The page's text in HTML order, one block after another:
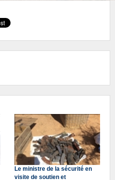
Le ministre de la sécurité en
visite de soutien et